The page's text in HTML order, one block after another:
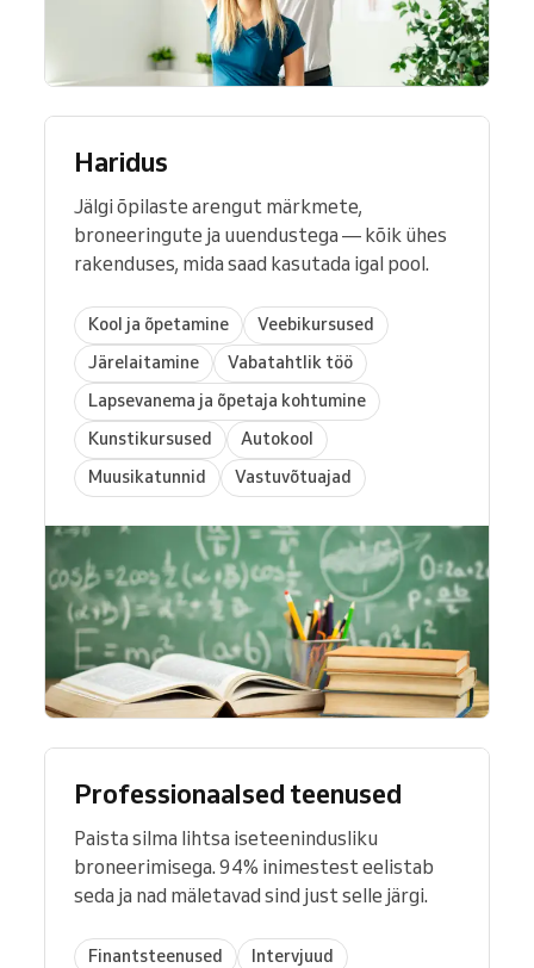
Haridus
Jälgi õpilaste arengut märkmete,
broneeringute ja uuendustega — kõik ühes
rakenduses, mida saad kasutada igal pool.
Kool ja õpetamine
Veebikursused
Järelaitamine
Vabatahtlik töö
Lapsevanema ja õpetaja kohtumine
Kunstikursused
Autokool
Muusikatunnid
Vastuvõtuajad
Professionaalsed teenused
Paista silma lihtsa iseteenindusliku
broneerimisega. 94% inimestest eelistab
seda ja nad mäletavad sind just selle järgi.
Finantsteenused Intervjuud